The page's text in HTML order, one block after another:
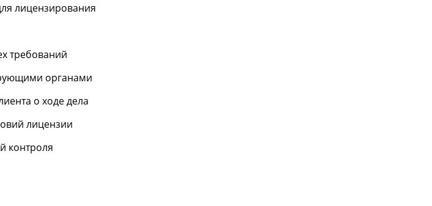
лицензирования
требований
органами
о ходе дела
лицензии
контроля